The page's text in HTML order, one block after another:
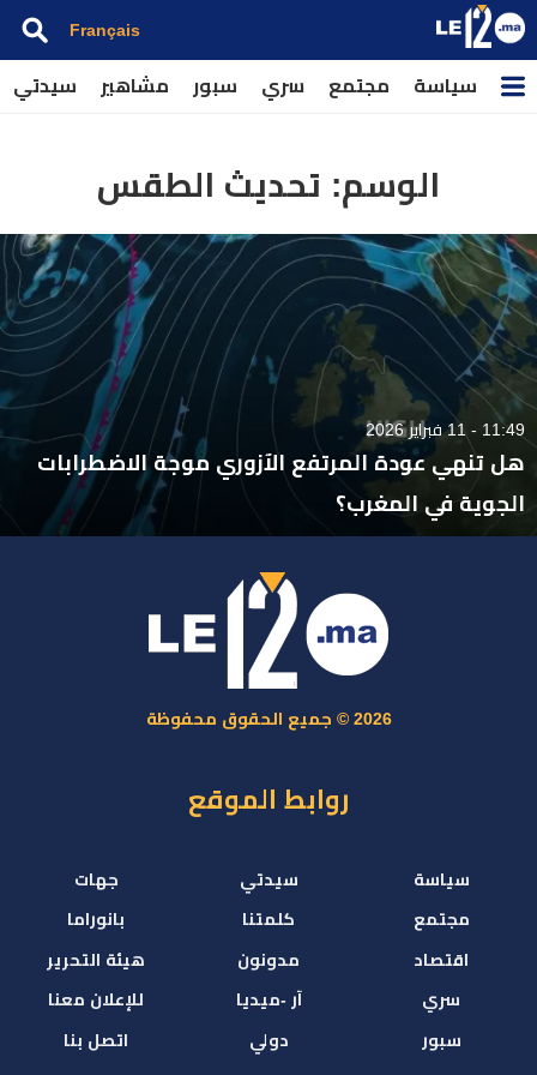
Français
سياسة مجتمع سري سبور مشاهير سيدتي
الوسم: تحديث الطقس
11:49 - 11 فبراير 2026
هل تنهي عودة المرتفع الآزوري موجة الاضطرابات
الجوية في المغرب؟
2026 © جميع الحقوق محفوظة
روابط الموقع
سياسة
مجتمع
اقتصاد
سري
سبور
سيدتي
كلمتنا
مدونون
آر -ميديا
دولي
جهات
بانوراما
هيئة التحرير
للإعلان معنا
اتصل بنا